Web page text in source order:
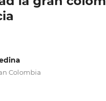
Colombia